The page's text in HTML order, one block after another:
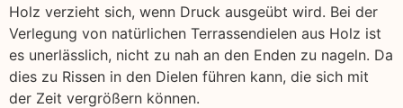
Holz verzieht sich, wenn Druck ausgeübt wird. Bei der
Verlegung von natürlichen Terrassendielen aus Holz ist
es unerlässlich, nicht zu nah an den Enden zu nageln. Da
dies zu Rissen in den Dielen führen kann, die sich mit
der Zeit vergrößern können.